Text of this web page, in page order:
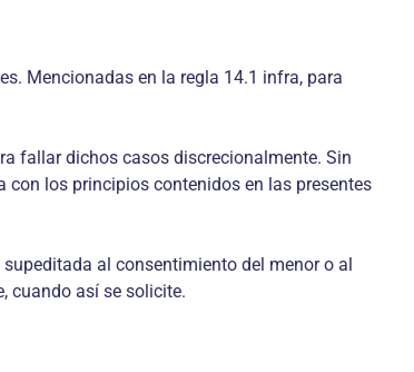
Mencionadas en la regla 14.1 infra, para
fallar dichos casos discrecionalmente. Sin
los principios contenidos en las presentes
al consentimiento del menor o al
cuando así se solicite.